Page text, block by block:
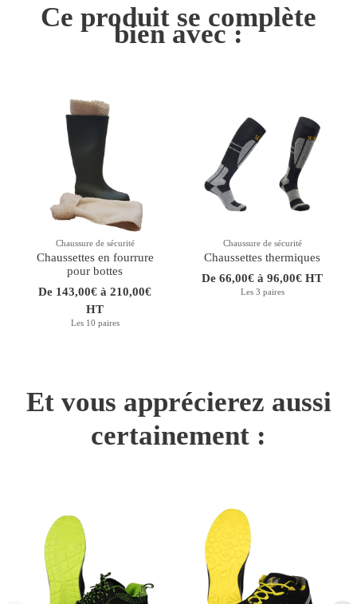
Ce produit se complète
bien avec :
Chaussure de sécurité
Chaussettes en fourrure
pour bottes
De 143,00€ à 210,00€
HT
Les 10 paires
Chaussure de sécurité
Chaussettes thermiques
De 66,00€ à 96,00€ HT
Les 3 paires
Et vous apprécierez aussi
certainement :